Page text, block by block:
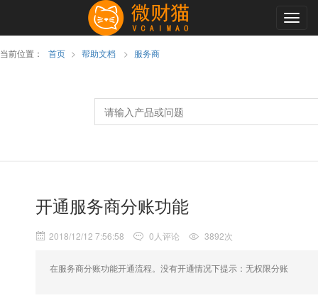
当前位置： 首页 > 帮助文档 > 服务商
开通服务商分账功能
2018/12/12 7:56:58 0人评论 3892次
在服务商分账功能开通流程。没有开通情况下提示：无权限分账